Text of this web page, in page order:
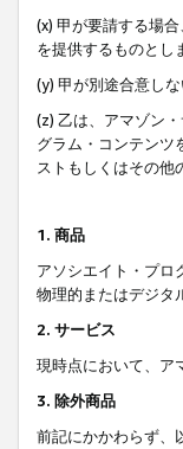
(x) 甲が要請する場
を提供するものとし
(y) 甲が別途合意し
(z) 乙は、アマゾン
グラム・コンテンツ
ストもしくはその他
1. 商品
アソシエイト・プロ
物理的またはデジタ
2. サービス
現時点において、ア
3. 除外商品
前記にかかわらず、